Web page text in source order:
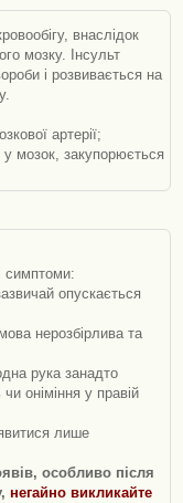
внаслідок
мозку. Інсульт
і розвивається на
артерії;
мозок, закупорюється
симптоми:
опускається
нерозбірлива та
рука занадто
оніміння у правій
лише
особливо після
негайно викликайте